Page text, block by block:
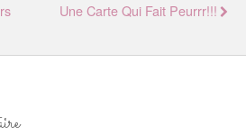
Une Carte Qui Fait Peurrr!!!